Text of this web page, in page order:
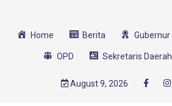
Home Berita Gubernur
OPD Sekretaris Daerah
August 9, 2026